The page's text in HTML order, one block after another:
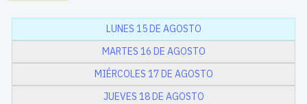
LUNES 15 DE AGOSTO
MARTES 16 DE AGOSTO
MIÉRCOLES 17 DE AGOSTO
JUEVES 18 DE AGOSTO